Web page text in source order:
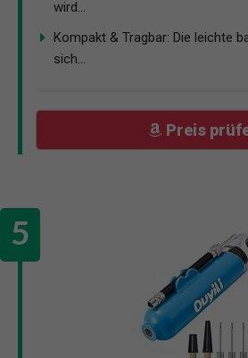
wird...
Kompakt & Tragbar: Die leichte
sich...
Preis